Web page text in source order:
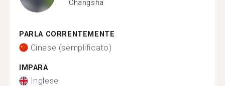
Changsha
PARLA CORRENTEMENTE
Cinese (semplificato)
IMPARA
Inglese